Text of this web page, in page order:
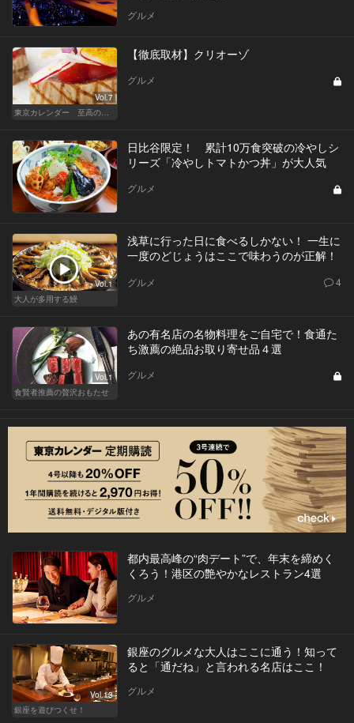
グルメ
Vol.7
東京カレンダー 至高の名店シリーズ
【徹底取材】クリオーゾ
グルメ
日比谷限定！ 累計10万食突破の冷やしシ
リーズ「冷やしトマトかつ丼」が大人気
グルメ
Vol.1
大人が多用する鰻
浅草に行った日に食べるしかない！ 一生に
一度のどじょうはここで味わうのが正解！
グルメ 4
Vol.1
食賢者推薦の贅沢おもたせ
あの有名店の名物料理をご自宅で！食通た
ち激薦の絶品お取り寄せ品４選
グルメ
都内最高峰の“肉デート”で、年末を締めく
くろう！港区の艶やかなレストラン4選
グルメ
Vol.13
銀座を遊びつくせ！
銀座のグルメな大人はここに通う！知って
ると「通だね」と言われる名店はここ！
グルメ